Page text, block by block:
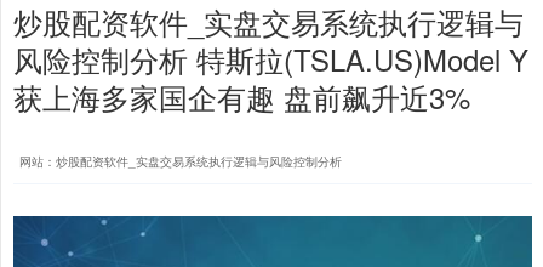
炒股配资软件_实盘交易系统执行逻辑与
风险控制分析 特斯拉(TSLA.US)Model Y
获上海多家国企有趣 盘前飙升近3%
网站：炒股配资软件_实盘交易系统执行逻辑与风险控制分析